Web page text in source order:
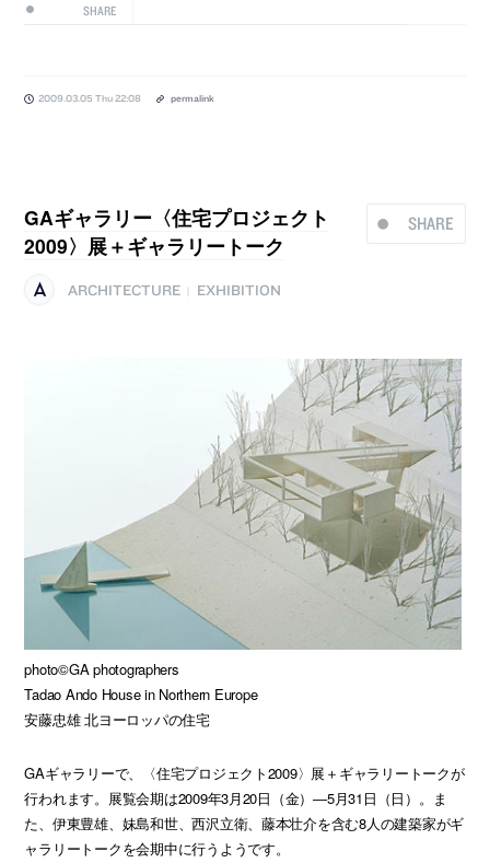
SHARE
2009.03.05 Thu 22:08 permalink
SHARE
GAギャラリー〈住宅プロジェクト
2009〉展＋ギャラリートーク
ARCHITECTURE EXHIBITION
photo©GA photographers
Tadao Ando House in Northern Europe
安藤忠雄 北ヨーロッパの住宅
GAギャラリーで、〈住宅プロジェクト2009〉展＋ギャラリートークが
行われます。展覧会期は2009年3月20日（金）―5月31日（日）。ま
た、伊東豊雄、妹島和世、西沢立衛、藤本壮介を含む8人の建築家がギ
ャラリートークを会期中に行うようです。